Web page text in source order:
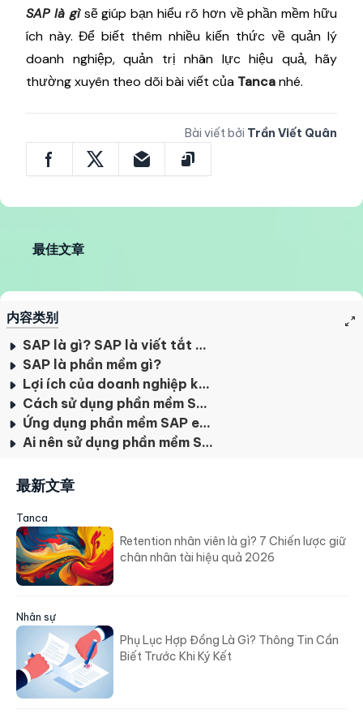
SAP là gìsẽ giúp bạn hiểu rõ hơn về phần mềm hữu
ích này. Để biết thêm nhiều kiến thức về quản lý
doanh nghiệp, quản trị nhân lực hiệu quả, hãy
thường xuyên theo dõi bài viết của Tancanhé.
Bài viết bởi Trần Viết Quân
最佳文章
内容类别
SAP là gì? SAP là viết tắt của từ gì?
SAP là phần mềm gì?
Lợi ích của doanh nghiệp khi sử dụng phần mềm SAP
Cách sử dụng phần mềm SAP cho người mới bắt đầu
Ứng dụng phần mềm SAP erp trong các lĩnh vực
Ai nên sử dụng phần mềm SAP?
最新文章
Tanca
Retention nhân viên là gì? 7 Chiến lược giữ
chân nhân tài hiệu quả 2026
Nhân sự
Phụ Lục Hợp Đồng Là Gì? Thông Tin Cần
Biết Trước Khi Ký Kết